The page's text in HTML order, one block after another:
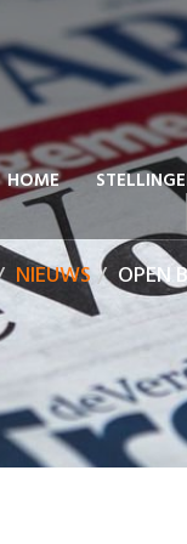
HOME
NIEUWS OPEN